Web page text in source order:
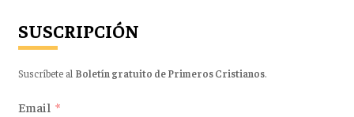
SUSCRIPCIÓN
Suscríbete al Boletín gratuito de Primeros Cristianos.
Email